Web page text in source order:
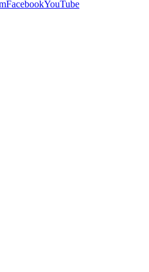
FacebookYouTube